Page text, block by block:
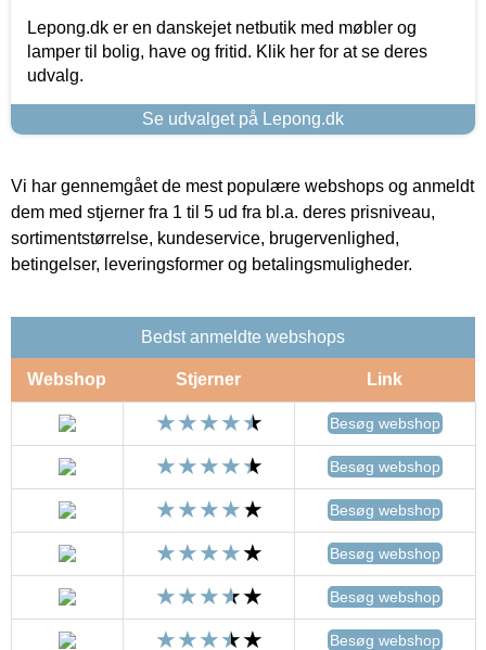
Lepong.dk er en danskejet netbutik med møbler og
lamper til bolig, have og fritid. Klik her for at se deres
udvalg.
Se udvalget på Lepong.dk
Vi har gennemgået de mest populære webshops og anmeldt
dem med stjerner fra 1 til 5 ud fra bl.a. deres prisniveau,
sortimentstørrelse, kundeservice, brugervenlighed,
betingelser, leveringsformer og betalingsmuligheder.
Bedst anmeldte webshops
Webshop Stjerner Link
Besøg webshop
Besøg webshop
Besøg webshop
Besøg webshop
Besøg webshop
Besøg webshop